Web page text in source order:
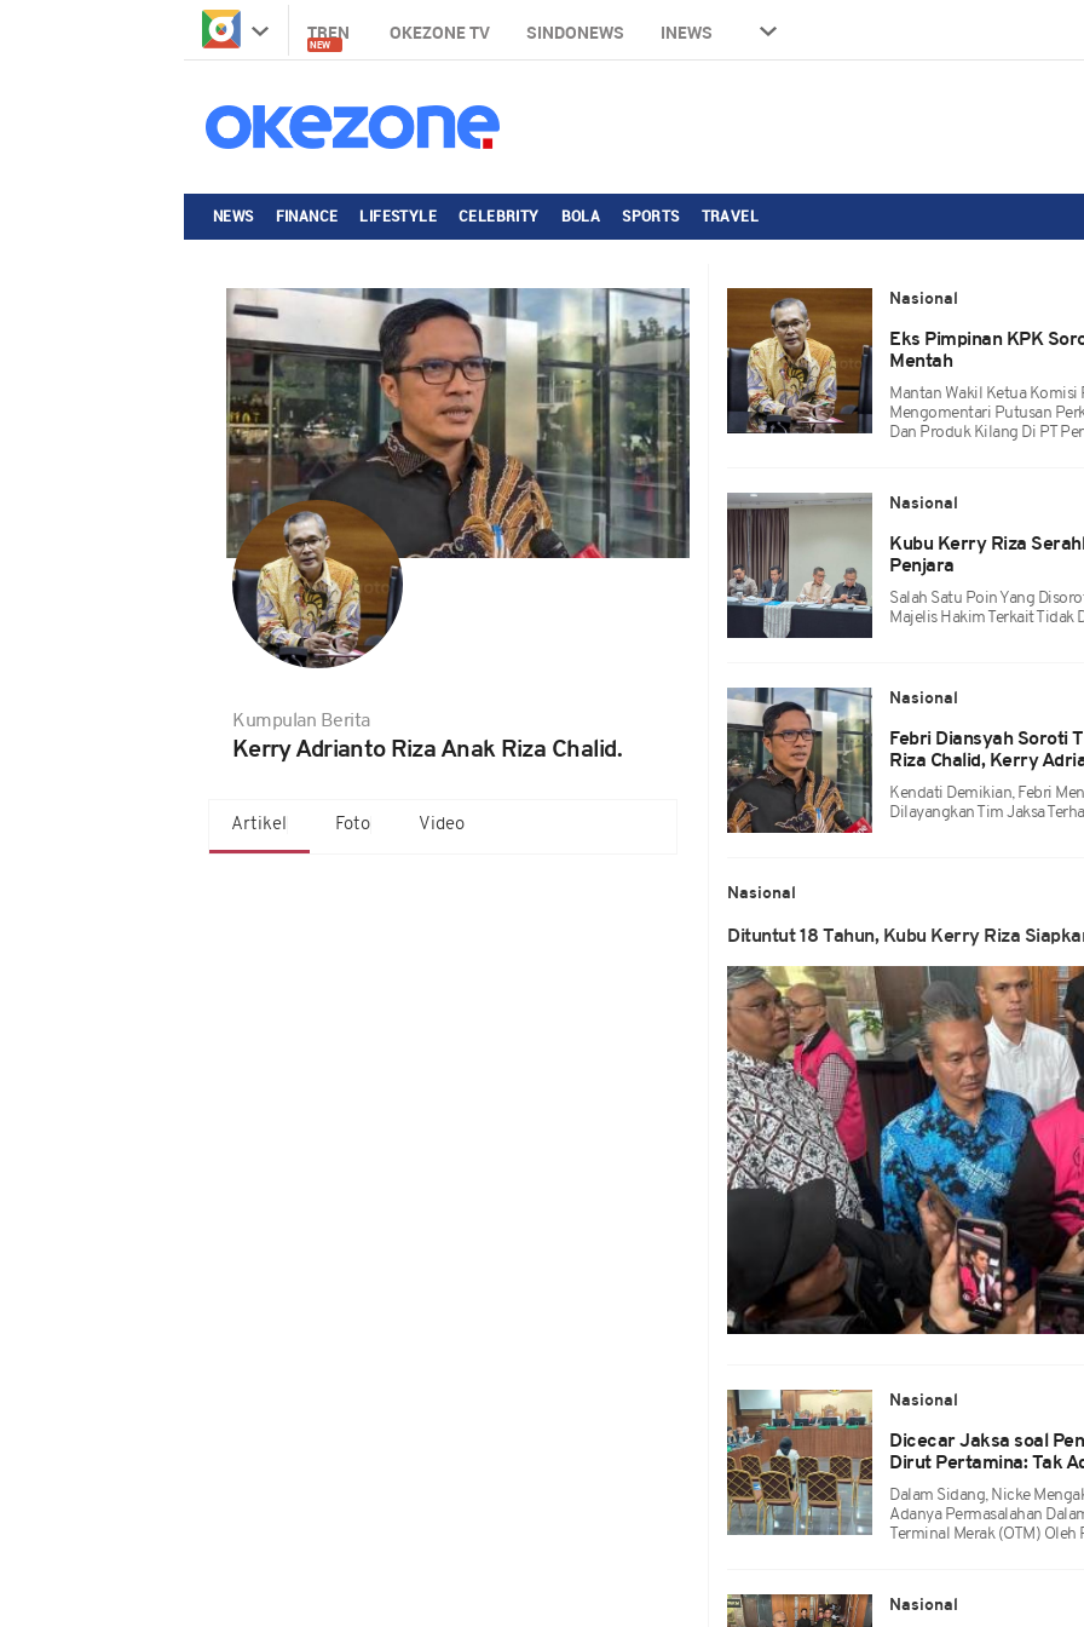
TREN
NEW
OKEZONE TV SINDONEWS INEWS
NEWS FINANCE LIFESTYLE CELEBRITY BOLA SPORTS TRAVEL
Kumpulan Berita
Kerry Adrianto Riza Anak Riza Chalid.
Artikel Foto Video
Nasional
Eks Pimpinan KPK
Mentah
Mantan Wakil Ketua Komisi
Mengomentari Putusan
Dan Produk Kilang Di PT
Nasional
Kubu Kerry Riza
Penjara
Salah Satu Poin Yang
Majelis Hakim Terkait Tidak
Nasional
Febri Diansyah Soroti
Riza Chalid, Kerry
Kendati Demikian, Febri
Dilayangkan Tim Jaksa
Nasional
Dituntut 18 Tahun, Kubu Kerry Riza
Nasional
Dicecar Jaksa soal
Dirut Pertamina: Tak
Dalam Sidang, Nicke
Adanya Permasalahan
Terminal Merak (OTM) Oleh
Nasional